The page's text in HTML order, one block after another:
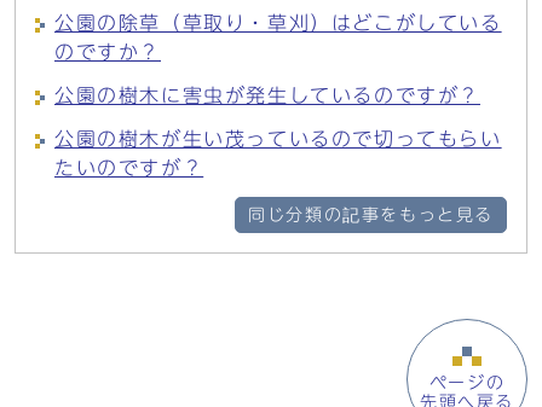
公園の除草（草取り・草刈）はどこがしている
のですか？
公園の樹木に害虫が発生しているのですが？
公園の樹木が生い茂っているので切ってもらい
たいのですが？
同じ分類の記事をもっと見る
ページの
先頭へ戻る